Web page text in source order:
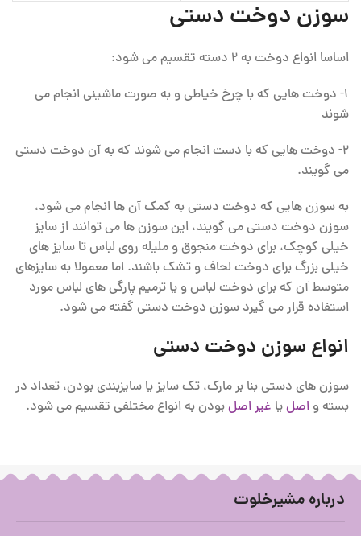
سوزن دوخت دستی
اساسا انواع دوخت به 2 دسته تقسیم می شود:
1- دوخت هایی که با چرخ خیاطی و به صورت ماشینی انجام می
شوند
2- دوخت هایی که با دست انجام می شوند که به آن دوخت دستی
می گویند.
به سوزن هایی که دوخت دستی به کمک آن ها انجام می شود،
سوزن دوخت دستی می گویند، این سوزن ها می توانند از سایز
خیلی کوچک، برای دوخت منجوق و ملیله روی لباس تا سایز های
خیلی بزرگ برای دوخت لحاف و تشک باشند. اما معمولا به سایزهای
متوسط آن که برای دوخت لباس و یا ترمیم پارگی های لباس مورد
استفاده قرار می گیرد سوزن دوخت دستی گفته می شود.
انواع سوزن دوخت دستی
سوزن های دستی بنا بر مارک، تک سایز یا سایزبندی بودن، تعداد در
بسته و اصلیا غیر اصلبودن به انواع مختلفی تقسیم می شود.
درباره مشیرخلوت